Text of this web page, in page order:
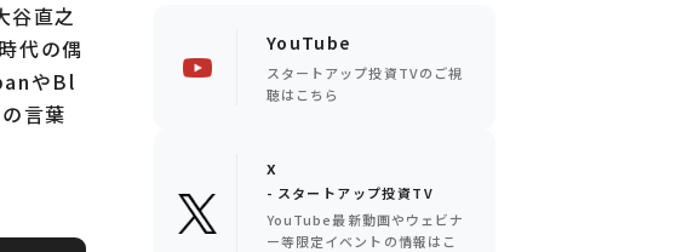
谷直之
代の偶
やBl
言葉
YouTube
スタートアップ投資TVのご視
聴はこちら
x
- スタートアップ投資TV
YouTube最新動画やウェビナ
ー等限定イベントの情報はこ